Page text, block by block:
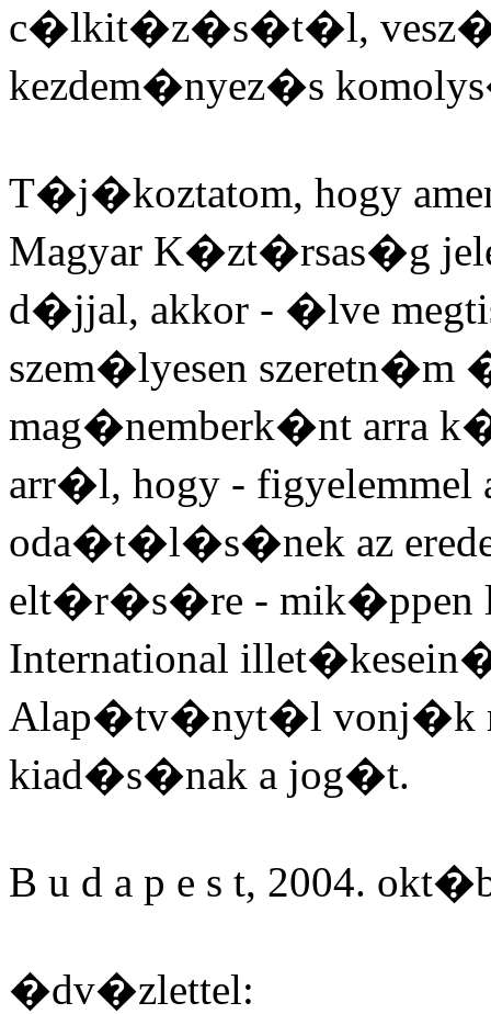
c�lkit�z�s�t�l,
kezdem�nyez�s
T�j�koztatom, hogy
Magyar K�zt�rsas�g
d�jjal, akkor - �lve
szem�lyesen szeretn�m
mag�nemberk�nt arra
arr�l, hogy -
oda�t�l�s�nek az
elt�r�s�re - mik�ppen
International
Alap�tv�nyt�l vonj�k
kiad�s�nak a jog�t.
B u d a p e s t, 2004.
�dv�zlettel: